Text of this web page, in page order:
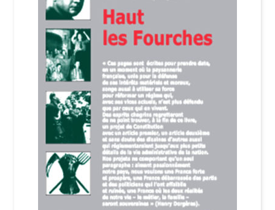
Login Customizer
Newsletter
Nous Contacter
Panier
Politique de confidentialité et cookies
Qui sommes-nous ?
Soutien à Philippe Randa
Suivi de la Commande